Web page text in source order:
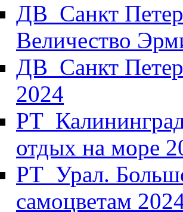
ДВ_Санкт
Величество
ДВ_Санкт
2024
отдых на море
РТ_Урал.
самоцветам